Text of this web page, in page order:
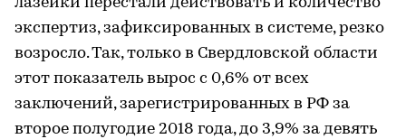
экспертиз, зафиксированных в системе, резко
возросло. Так, только в Свердловской области
этот показатель вырос с 0,6% от всех
заключений, зарегистрированных в РФ за
второе полугодие 2018 года, до 3,9% за девять